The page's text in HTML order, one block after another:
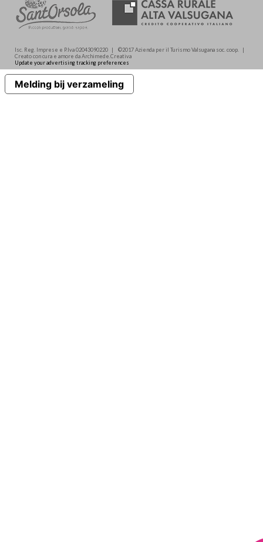
Isc. Reg. Imprese e P.Iva 02043090220 | ©2017 Azienda per il Turismo Valsugana soc. coop. |
Creato con cura e amore da Archimede.Creativa
Update your advertising tracking preferences
Melding bij verzameling